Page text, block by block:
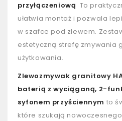
przyłączeniową To
ułatwia montaż i pozwala
w szafce pod zlewem.
estetyczną strefę zmywania
użytkowania.
Zlewozmywak granitowy
baterią z wyciąganą, 2-
syfonem przyściennym to
które szukają